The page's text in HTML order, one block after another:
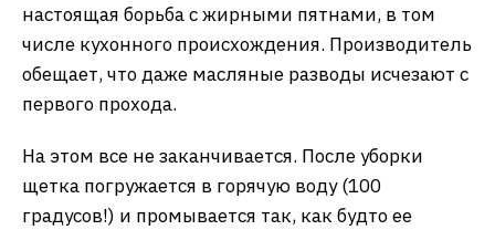
настоящая борьба с жирными пятнами, в том
числе кухонного происхождения. Производитель
обещает, что даже масляные разводы исчезают с
первого прохода.
На этом все не заканчивается. После уборки
щетка погружается в горячую воду (100
градусов!) и промывается так, как будто ее